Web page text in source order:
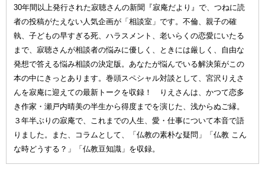
30年間以上発行された寂聴さんの新聞『寂庵だより』で、つねに読
者の投稿がたえない人気企画が「相談室」です。不倫、親子の確
執、子どもの早すぎる死、ハラスメント、老いらくの恋愛にいたる
まで、寂聴さんが相談者の悩みに優しく、ときには厳しく、自由な
発想で答える悩み相談の決定版。あなたが悩んでいる解決策がこの
本の中にきっとあります。巻頭スペシャル対談として、宮沢りえさ
んを寂庵に迎えての最新トークを収録！ りえさんは、かつて恋多
き作家・瀬戸内晴美の半生から得度までを演じた、浅からぬご縁。
３年半ぶりの寂庵で、これまでの人生、愛・仕事について本音で語
りました。また、コラムとして、「仏教の素朴な疑問」「仏教 こん
な時どうする？」「仏教豆知識」を収録。